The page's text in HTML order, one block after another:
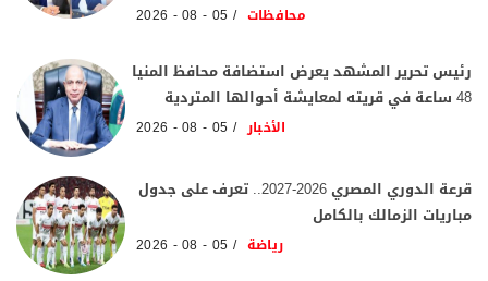
محافظات 05 - 08 - 2026
رئيس تحرير المشهد يعرض استضافة محافظ المنيا
48 ساعة في قريته لمعايشة أحوالها المتردية
الأخبار 05 - 08 - 2026
قرعة الدوري المصري 2026-2027.. تعرف على جدول
مباريات الزمالك بالكامل
رياضة 05 - 08 - 2026